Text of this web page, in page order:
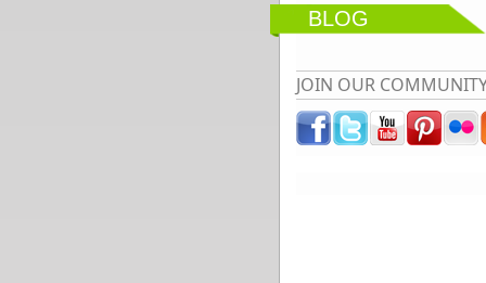
BLOG
JOIN OUR